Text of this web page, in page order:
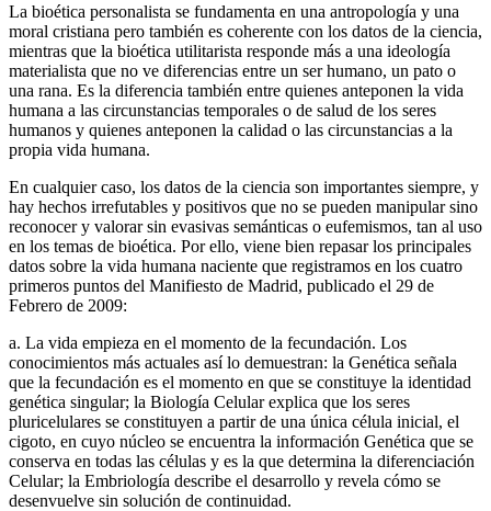
La bioética personalista se fundamenta en una antropología y una
moral cristiana pero también es coherente con los datos de la ciencia,
mientras que la bioética utilitarista responde más a una ideología
materialista que no ve diferencias entre un ser humano, un pato o
una rana. Es la diferencia también entre quienes anteponen la vida
humana a las circunstancias temporales o de salud de los seres
humanos y quienes anteponen la calidad o las circunstancias a la
propia vida humana.
En cualquier caso, los datos de la ciencia son importantes siempre, y
hay hechos irrefutables y positivos que no se pueden manipular sino
reconocer y valorar sin evasivas semánticas o eufemismos, tan al uso
en los temas de bioética. Por ello, viene bien repasar los principales
datos sobre la vida humana naciente que registramos en los cuatro
primeros puntos del Manifiesto de Madrid, publicado el 29 de
Febrero de 2009:
a. La vida empieza en el momento de la fecundación. Los
conocimientos más actuales así lo demuestran: la Genética señala
que la fecundación es el momento en que se constituye la identidad
genética singular; la Biología Celular explica que los seres
pluricelulares se constituyen a partir de una única célula inicial, el
cigoto, en cuyo núcleo se encuentra la información Genética que se
conserva en todas las células y es la que determina la diferenciación
Celular; la Embriología describe el desarrollo y revela cómo se
desenvuelve sin solución de continuidad.